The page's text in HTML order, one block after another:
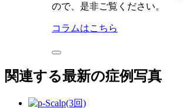
ので、是非ご覧ください。
コラムはこちら
関連する最新の症例写真